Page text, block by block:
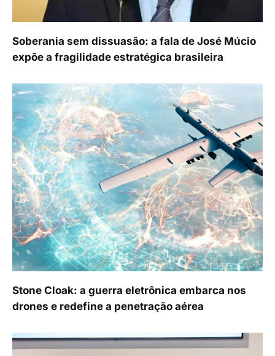
Soberania sem dissuasão: a fala de José Múcio
expõe a fragilidade estratégica brasileira
Stone Cloak: a guerra eletrônica embarca nos
drones e redefine a penetração aérea